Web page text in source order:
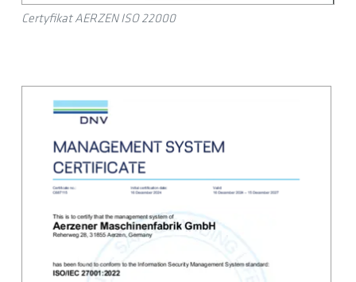
Certyfikat AERZEN ISO 22000